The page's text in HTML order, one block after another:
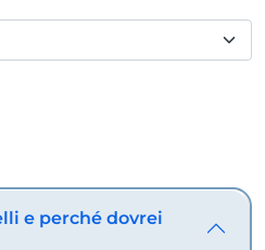
e perché dovrei